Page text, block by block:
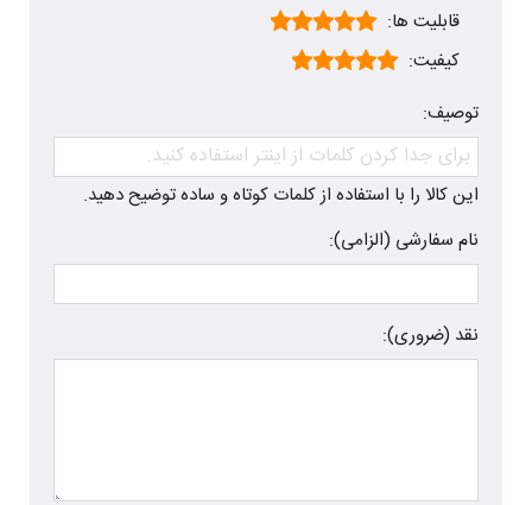
قابلیت ها:
کیفیت:
توصیف:
این کالا را با استفاده از کلمات کوتاه و ساده توضیح دهید.
نام سفارشی (الزامی):
نقد (ضروری):